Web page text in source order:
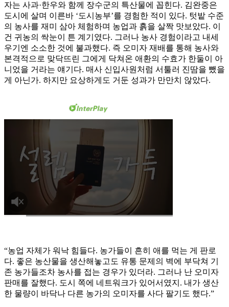
자는 사과·한우와 함께 장수군의 특산물에 꼽힌다. 김완중은
도시에 살며 이른바 ‘도시농부’를 경험한 적이 있다. 텃밭 수준
의 농사를 재미 삼아 체험하며 농업과 흙을 살짝 맛보았다. 이
건 귀농의 싹눈이 튼 계기였다. 그러나 농사 경험이라고 내세
우기엔 소소한 것에 불과했다. 즉 오미자 재배를 통해 농사와
본격적으로 맞닥뜨린 그에게 닥쳐온 애환의 수효가 한둘이 아
니었을 거라는 얘기다. 매사 신입사원처럼 서툴러 진땀을 뺐을
게 아닌가. 하지만 요상하게도 거둔 성과가 만만치 않았다.
“농업 자체가 워낙 힘들다. 농가들이 흔히 애를 먹는 게 판로
다. 좋은 농산물을 생산해놓고도 유통 문제의 벽에 부닥쳐 기
존 농가들조차 농사를 접는 경우가 있더라. 그러나 난 오미자
판매를 잘했다. 도시 쪽에 네트워크가 있어서였지. 내가 생산
한 물량이 바닥나 다른 농가의 오미자를 사다 팔기도 했다.”